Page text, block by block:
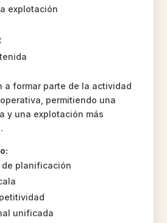
explotación
a formar parte de la actividad
permitiendo una
y una explotación más
planificación
unificada